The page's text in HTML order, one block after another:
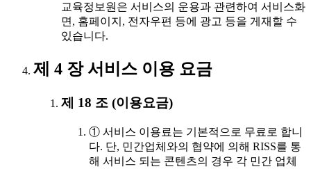
교육정보원은 서비스의 운용과 관련하여 서비스화
면, 홈페이지, 전자우편 등에 광고 등을 게재할 수
있습니다.
제 4 장 서비스 이용 요금
제 18 조 (이용요금)
① 서비스 이용료는 기본적으로 무료로 합니
다. 단, 민간업체와의 협약에 의해 RISS를 통
해 서비스 되는 콘텐츠의 경우 각 민간 업체